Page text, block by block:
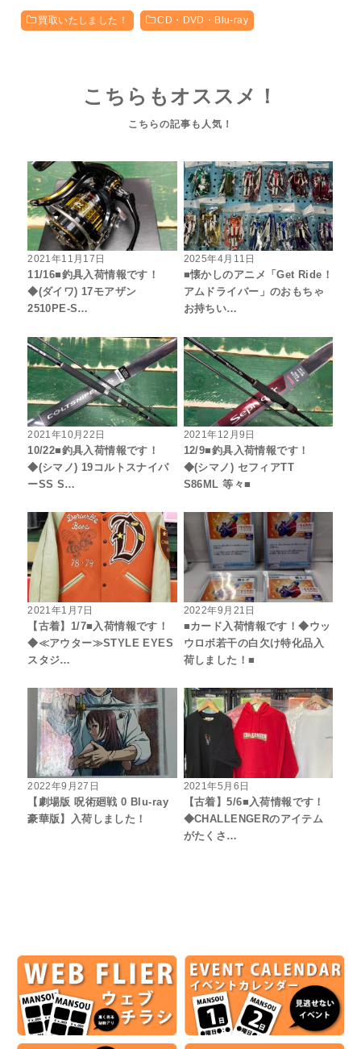
買取いたしました！ CD・DVD・Blu-ray
こちらもオススメ！
2021年11月17日
11/16■釣具入荷情報です！
◆(ダイワ) 17モアザン
2510PE-S…
2025年4月11日
■懐かしのアニメ「Get Ride！
アムドライバー」のおもちゃ
お持ちい…
2021年10月22日
10/22■釣具入荷情報です！
◆(シマノ) 19コルトスナイパ
ーSS S…
2021年12月9日
12/9■釣具入荷情報です！
◆(シマノ) セフィアTT
S86ML 等々■
2021年1月7日
【古着】1/7■入荷情報です！
◆≪アウター≫STYLE EYES
スタジ…
2022年9月21日
■カード入荷情報です！◆ウッ
ウロボ若干の白欠け特化品入
荷しました！■
2022年9月27日
【劇場版 呪術廻戦 0 Blu-ray
豪華版】入荷しました！
2021年5月6日
【古着】5/6■入荷情報です！
◆CHALLENGERのアイテム
がたくさ…